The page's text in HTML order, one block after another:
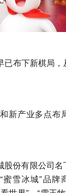
已布下新棋局
新产业多点
股份有限公司
蜜雪冰城”品牌